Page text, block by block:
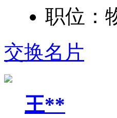
职位：
交换名片
王**